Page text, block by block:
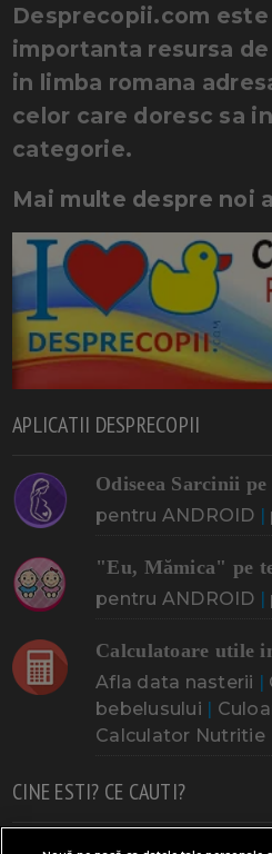
Desprecopii.com este
importanta resursa
in limba romana
celor care doresc sa
categorie.
Mai multe despre noi
APLICATII DESPRECOPII
Odiseea Sarcinii
pentru ANDROID
"Eu, Mămica" pe
pentru ANDROID
Calculatoare utile
Afla data nasterii
bebelusului
Calculator Nutritie
CINE ESTI? CE CAUTI?